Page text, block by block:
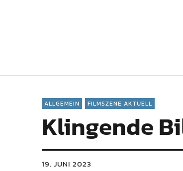
ALLGEMEIN FILMSZENE AKTUELL
Klingende
19. JUNI 2023